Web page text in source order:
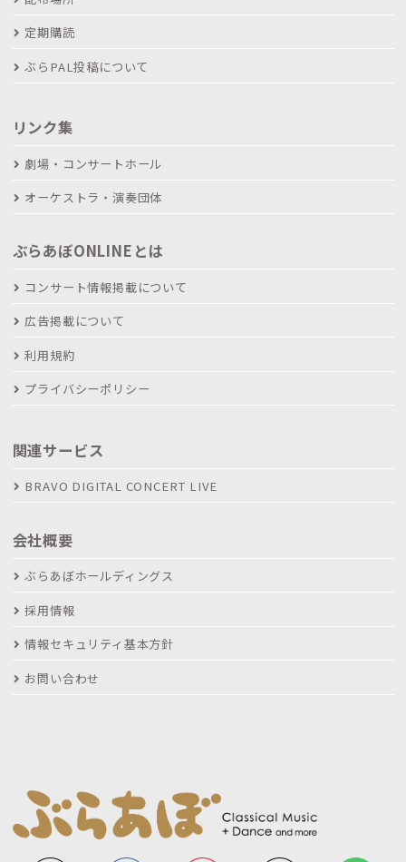
定期購読
ぶらPAL投稿について
リンク集
劇場・コンサートホール
オーケストラ・演奏団体
ぶらあぼONLINEとは
コンサート情報掲載について
広告掲載について
利用規約
プライバシーポリシー
関連サービス
BRAVO DIGITAL CONCERT LIVE
会社概要
ぶらあぼホールディングス
採用情報
情報セキュリティ基本方針
お問い合わせ